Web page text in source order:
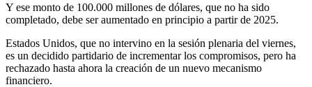
Y ese monto de 100.000 millones de dólares, que no ha sido
completado, debe ser aumentado en principio a partir de 2025.
Estados Unidos, que no intervino en la sesión plenaria del viernes,
es un decidido partidario de incrementar los compromisos, pero ha
rechazado hasta ahora la creación de un nuevo mecanismo
financiero.